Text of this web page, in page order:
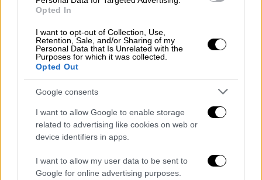
Opted In
I want to opt-out of Collection, Use,
Retention, Sale, and/or Sharing of my
Personal Data that Is Unrelated with the
Purposes for which it was collected.
Opted Out
Google consents
I want to allow Google to enable storage
related to advertising like cookies on web or
device identifiers in apps.
I want to allow my user data to be sent to
Google for online advertising purposes.